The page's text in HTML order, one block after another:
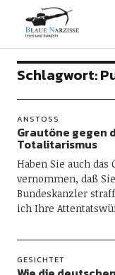
Blaue
Schlagwort:
ANSTOSS
Grautöne gegen
Totalitarismus
Haben Sie auch das
vernommen, daß
Bundeskanzler
ich Ihre
GESICHTET